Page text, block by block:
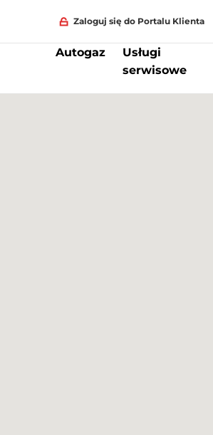
Zaloguj się do Portalu Klienta
Autogaz
Usługi
serwisowe